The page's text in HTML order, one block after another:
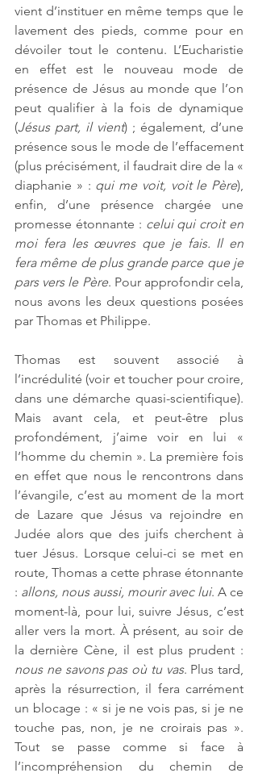
vient d’instituer en même temps que le
lavement des pieds, comme pour en
dévoiler tout le contenu. L’Eucharistie
en effet est le nouveau mode de
présence de Jésus au monde que l’on
peut qualifier à la fois de dynamique
(Jésus part, il vient) ; également, d’une
présence sous le mode de l’effacement
(plus précisément, il faudrait dire de la «
diaphanie » : qui me voit, voit le Père),
enfin, d’une présence chargée une
promesse étonnante : celui qui croit en
moi fera les œuvres que je fais. Il en
fera même de plus grande parce que je
pars vers le Père. Pour approfondir cela,
nous avons les deux questions posées
par Thomas et Philippe.
Thomas est souvent associé à
l’incrédulité (voir et toucher pour croire,
dans une démarche quasi-scientifique).
Mais avant cela, et peut-être plus
profondément, j’aime voir en lui «
l’homme du chemin ». La première fois
en effet que nous le rencontrons dans
l’évangile, c’est au moment de la mort
de Lazare que Jésus va rejoindre en
Judée alors que des juifs cherchent à
tuer Jésus. Lorsque celui-ci se met en
route, Thomas a cette phrase étonnante
: allons, nous aussi, mourir avec lui. A ce
moment-là, pour lui, suivre Jésus, c’est
aller vers la mort. À présent, au soir de
nous ne savons pas où tu vas. Plus tard,
après la résurrection, il fera carrément
un blocage : « si je ne vois pas, si je ne
touche pas, non, je ne croirais pas ».
Tout se passe comme si face à
l’incompréhension du chemin de